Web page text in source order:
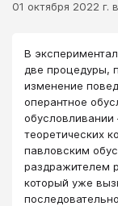
01 октября 2022 г.
​​​​​​​В
две процедуры,
изменение
оперантное
теоретических
павловским
раздражителем
который уже